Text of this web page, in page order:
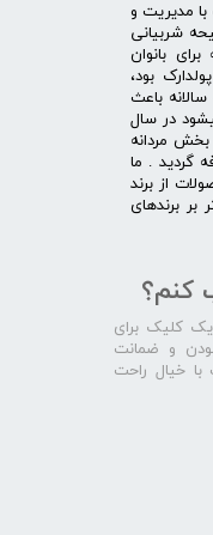
با مدیریت و
شربیانی
بانوان
بود،
باعث
در سال
بخش مردانه
گردید . ما
از برند
بر برندهای
کنم؟
یک کلیک برای
و ضمانت
عودت با خیال راحت